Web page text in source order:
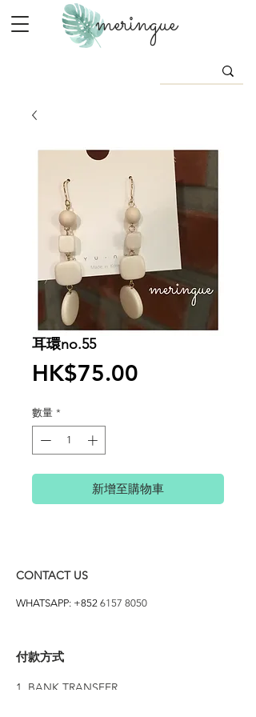
meringue
耳環no.55
HK$75.00
數量 *
新增至購物車
CONTACT US
WHATSAPP: +852 6157 8050
付款方式
1. BANK TRANSFER